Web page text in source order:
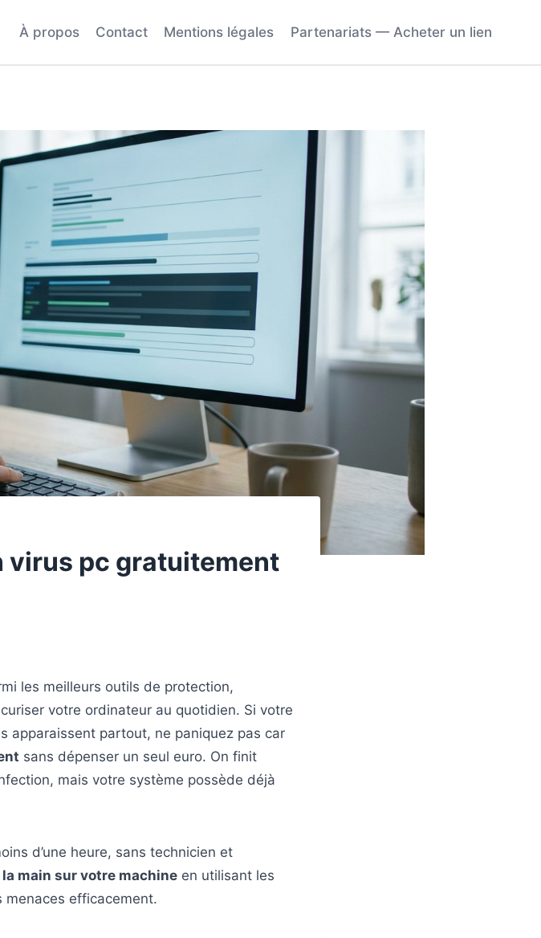
À propos Contact Mentions légales Partenariats — Acheter un lien
virus pc gratuitement
les meilleurs outils de protection,
votre ordinateur au quotidien. Si votre
apparaissent partout, ne paniquez pas car
sans dépenser un seul euro. On finit
mais votre système possède déjà
d’une heure, sans technicien et
main sur votre machine en utilisant les
menaces efficacement.